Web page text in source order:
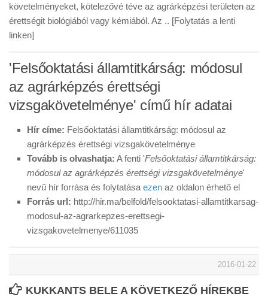
követelményeket, kötelezővé téve az agrárképzési területen az
érettségit biológiából vagy kémiából. Az .. [Folytatás a lenti
linken]
'Felsőoktatási államtitkárság: módosul
az agrárképzés érettségi
vizsgakövetelménye' című hír adatai
Hír címe: Felsőoktatási államtitkárság: módosul az
agrárképzés érettségi vizsgakövetelménye
Tovább is olvashatja: A fenti 'Felsőoktatási államtitkárság:
módosul az agrárképzés érettségi vizsgakövetelménye'
nevű hír forrása és folytatása ezen az oldalon érhető el
Forrás url: http://hir.ma/belfold/felsooktatasi-allamtitkarsag-
modosul-az-agrarkepzes-erettsegi-
vizsgakovetelmenye/611035
2016-01-22
KUKKANTS BELE A KÖVETKEZŐ HÍREKBE